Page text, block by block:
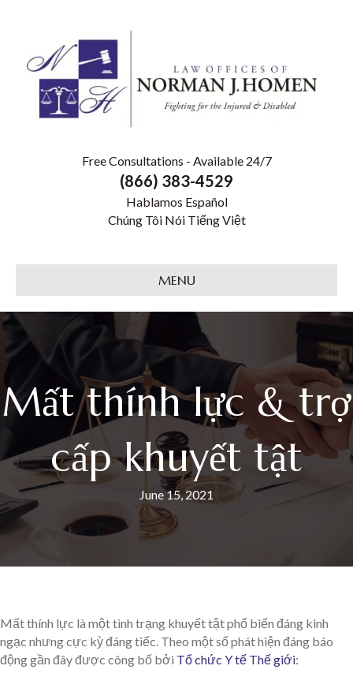
Free Consultations - Available 24/7
(866) 383-4529
Hablamos Español
Chúng Tôi Nói Tiếng Việt
MENU
Mất thính lực & trợ
cấp khuyết tật
June 15, 2021
Mất thính lực là một tình trạng khuyết tật phổ biến đáng kinh
ngạc nhưng cực kỳ đáng tiếc. Theo một số phát hiện đáng báo
động gần đây được công bố bởi Tổ chức Y tế Thế giới: